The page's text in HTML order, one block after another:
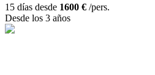
15 días desde 1600 € /pers.
Desde los 3 años